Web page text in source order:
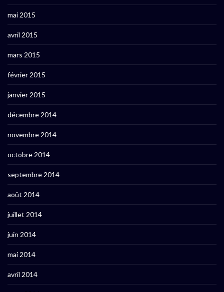
mai 2015
avril 2015
mars 2015
février 2015
janvier 2015
décembre 2014
novembre 2014
octobre 2014
septembre 2014
août 2014
juillet 2014
juin 2014
mai 2014
avril 2014